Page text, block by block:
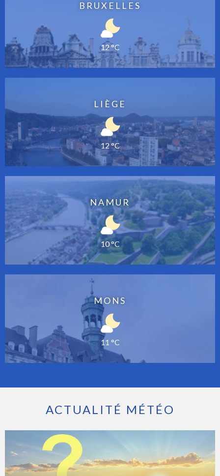
BRUXELLES
12 °C
LIÈGE
12 °C
NAMUR
10 °C
MONS
11 °C
ACTUALITÉ MÉTÉO